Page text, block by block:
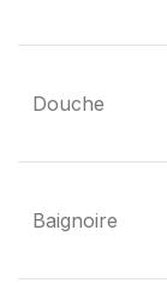
Douche
Baignoire